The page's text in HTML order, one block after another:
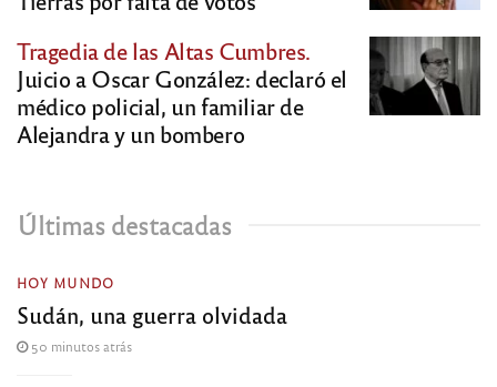
Tragedia de las Altas Cumbres.
Juicio a Oscar González: declaró el
médico policial, un familiar de
Alejandra y un bombero
Últimas destacadas
HOY MUNDO
Sudán, una guerra olvidada
50 minutos atrás